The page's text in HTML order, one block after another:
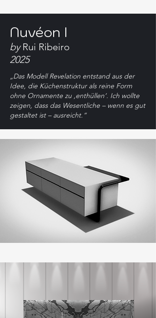
Nuvéon I
byRui Ribeiro
2025
„Das Modell Revelation entstand aus der
Idee, die Küchenstruktur als reine Form
ohne Ornamente zu ‚enthüllen‘. Ich wollte
zeigen, dass das Wesentliche – wenn es gut
gestaltet ist – ausreicht.“